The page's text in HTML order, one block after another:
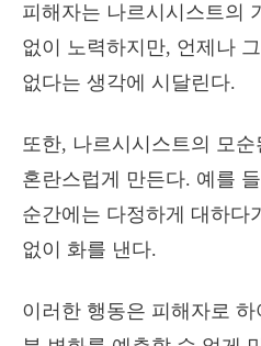
피해자는 나르시시스트의
없이 노력하지만, 언제나
없다는 생각에 시달린다.
또한, 나르시시스트의 모
혼란스럽게 만든다. 예를
순간에는 다정하게 대하다
없이 화를 낸다.
이러한 행동은 피해자로 하